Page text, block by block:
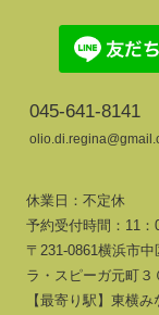
045-641-8141
休業日：不定休
予約受付時間：11：
〒231-0861横浜市中
ラ・スピーガ元町３
【最寄り駅】東横